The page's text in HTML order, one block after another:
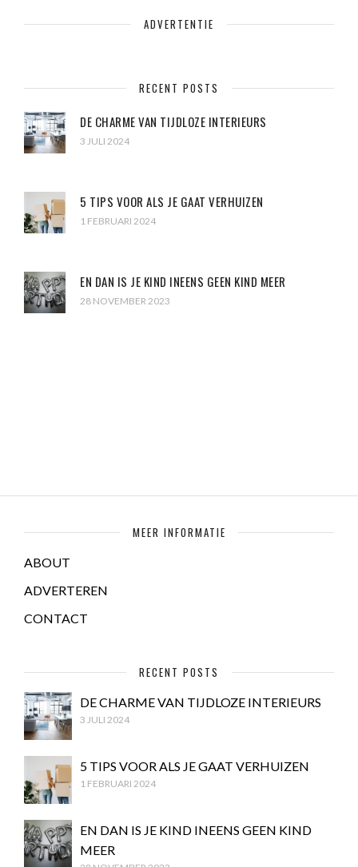
ADVERTENTIE
RECENT POSTS
DE CHARME VAN TIJDLOZE INTERIEURS
3 JULI 2024
5 TIPS VOOR ALS JE GAAT VERHUIZEN
1 FEBRUARI 2024
EN DAN IS JE KIND INEENS GEEN KIND MEER
28 NOVEMBER 2023
MEER INFORMATIE
ABOUT
ADVERTEREN
CONTACT
RECENT POSTS
DE CHARME VAN TIJDLOZE INTERIEURS
3 JULI 2024
5 TIPS VOOR ALS JE GAAT VERHUIZEN
1 FEBRUARI 2024
EN DAN IS JE KIND INEENS GEEN KIND
MEER